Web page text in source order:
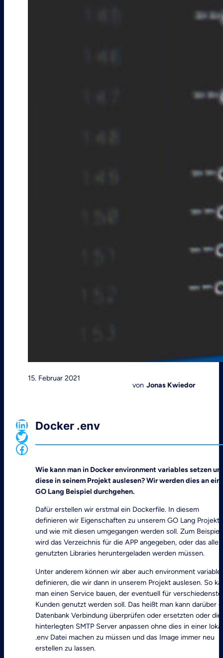
15. Februar 2021
von Jonas Kwiedor
LinkedIn
Twitter
Facebook
Docker .env
Wie kann man in Docker environment variables setzen
diese in seinem Projekt auslesen? Wir werden dies an
GO Lang Beispiel durchgehen.
Dafür erstellen wir erstmal ein Dockerfile. In diesem
definieren wir Eigenschaften zu unserem GO Lang Projekt
und wie mit diesen umgegangen werden soll. Zum Beispiel
wird das Verzeichnis für die APP angegeben, oder das alle
genutzten Libraries heruntergeladen werden müssen.
Unter anderem können wir aber auch environment
definieren, die wir dann in unserem Projekt auslesen. So
man einen Service bauen, der eventuell für verschiedenste
Kunden genutzt werden soll. Das heißt man kann darüber
Datenbank Verbindung überprüfen oder ersetzten oder die
hinterlegten SMTP Server anpassen ohne dies in einer
.env Datei machen zu müssen und das Image immer neu
erstellen zu lassen.